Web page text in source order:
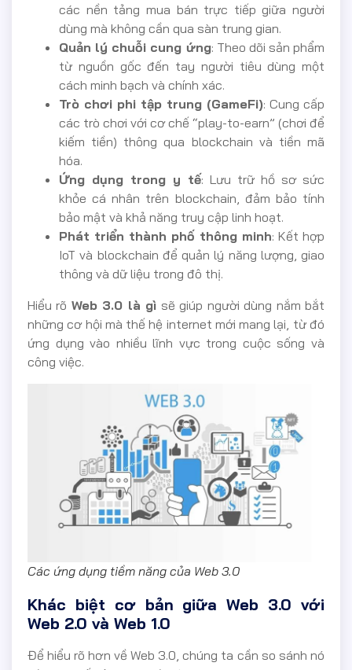
các nền tảng mua bán trực tiếp giữa người
dùng mà không cần qua sàn trung gian.
Quản lý chuỗi cung ứng: Theo dõi sản phẩm
từ nguồn gốc đến tay người tiêu dùng một
cách minh bạch và chính xác.
Trò chơi phi tập trung (GameFi): Cung cấp
các trò chơi với cơ chế “play-to-earn” (chơi để
kiếm tiền) thông qua blockchain và tiền mã
hóa.
Ứng dụng trong y tế: Lưu trữ hồ sơ sức
khỏe cá nhân trên blockchain, đảm bảo tính
bảo mật và khả năng truy cập linh hoạt.
Phát triển thành phố thông minh: Kết hợp
IoT và blockchain để quản lý năng lượng, giao
thông và dữ liệu trong đô thị.
Hiểu rõ Web 3.0 là gì sẽ giúp người dùng nắm bắt
những cơ hội mà thế hệ internet mới mang lại, từ đó
ứng dụng vào nhiều lĩnh vực trong cuộc sống và
công việc.
Các ứng dụng tiềm năng của Web 3.0
Khác biệt cơ bản giữa Web 3.0 với
Web 2.0 và Web 1.0
Để hiểu rõ hơn về Web 3.0, chúng ta cần so sánh nó